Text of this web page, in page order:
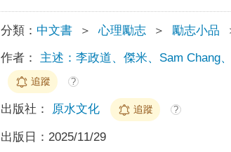
分類： 中文書 ＞ 心理勵志 ＞ 勵志小品
作者： 主述：李政道、傑米、Sam Chang
追蹤 ?
出版社： 原水文化 追蹤 ?
出版日： 2025/11/29